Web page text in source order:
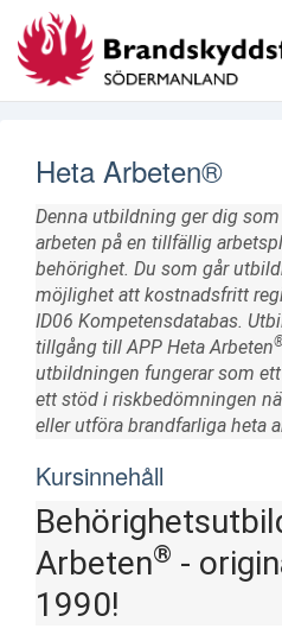
Våra tillfällen
Bokningsvillkor
Heta Arbeten®
Denna utbildning ger dig
arbeten på en tillfällig
behörighet. Du som går
möjlighet att kostnadsfritt
ID06 Kompetensdatabas.
tillgång till APP Heta Arbeten
utbildningen fungerar som
ett stöd i riskbedömningen
eller utföra brandfarliga heta
Kursinnehåll
Arbeten® -
1990!